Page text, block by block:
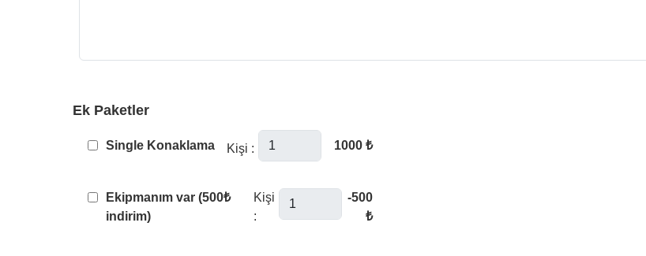
Ek Paketler
Single Konaklama Kişi : 1000 ₺
Ekipmanım var (500₺
indirim)
Kişi
:
-500
₺